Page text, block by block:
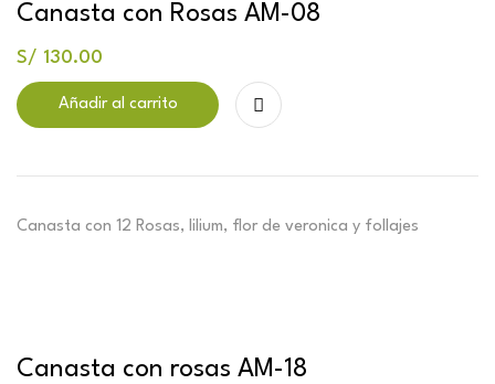
Canasta con Rosas AM-08
S/ 130.00
Añadir al carrito
Canasta con 12 Rosas, lilium, flor de veronica y follajes
Canasta con rosas AM-18